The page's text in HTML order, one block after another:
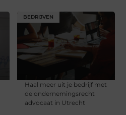
BEDRIJVEN
Haal meer uit je bedrijf met
de ondernemingsrecht
advocaat in Utrecht